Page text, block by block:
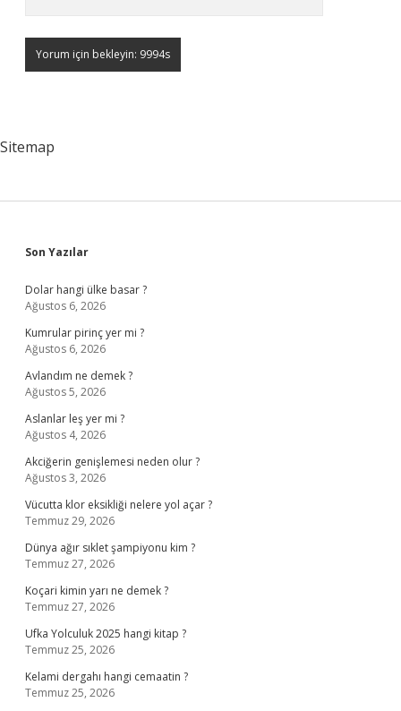
Sitemap
Sidebar
Son Yazılar
Dolar hangi ülke basar ?
Ağustos 6, 2026
Kumrular pirinç yer mi ?
Ağustos 6, 2026
Avlandım ne demek ?
Ağustos 5, 2026
Aslanlar leş yer mi ?
Ağustos 4, 2026
Akciğerin genişlemesi neden olur ?
Ağustos 3, 2026
Vücutta klor eksikliği nelere yol açar ?
Temmuz 29, 2026
Dünya ağır sıklet şampiyonu kim ?
Temmuz 27, 2026
Koçari kimin yarı ne demek ?
Temmuz 27, 2026
Ufka Yolculuk 2025 hangi kitap ?
Temmuz 25, 2026
Kelami dergahı hangi cemaatin ?
Temmuz 25, 2026